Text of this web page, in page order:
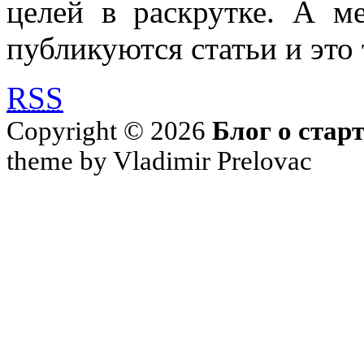
целей в раскрутке. А
публикуются статьи и
RSS
Copyright © 2026 Блог о
theme by Vladimir Prelovac